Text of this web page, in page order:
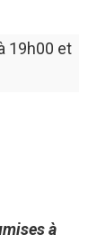
19h00 et
à